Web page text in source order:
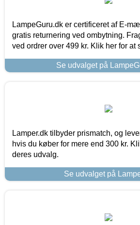
LampeGuru.dk er certificeret af E-
gratis returnering ved ombytning.
ved ordrer over 499 kr. Klik her for at
Se udvalget på
Lamper.dk tilbyder prismatch, og
hvis du køber for mere end 300 kr.
deres udvalg.
Se udvalget på